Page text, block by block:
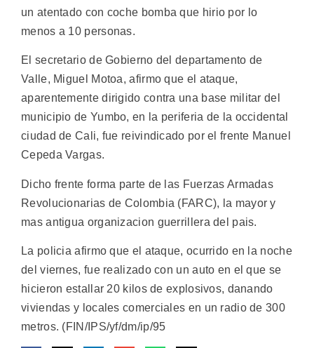
un atentado con coche bomba que hirio por lo
menos a 10 personas.
El secretario de Gobierno del departamento de
Valle, Miguel Motoa, afirmo que el ataque,
aparentemente dirigido contra una base militar del
municipio de Yumbo, en la periferia de la occidental
ciudad de Cali, fue reivindicado por el frente Manuel
Cepeda Vargas.
Dicho frente forma parte de las Fuerzas Armadas
Revolucionarias de Colombia (FARC), la mayor y
mas antigua organizacion guerrillera del pais.
La policia afirmo que el ataque, ocurrido en la noche
del viernes, fue realizado con un auto en el que se
hicieron estallar 20 kilos de explosivos, danando
viviendas y locales comerciales en un radio de 300
metros. (FIN/IPS/yf/dm/ip/95